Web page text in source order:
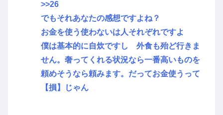
>>26
でもそれあなたの感想ですよね？
お金を使う使わないは人それぞれですよ
僕は基本的に自炊ですし 外食も殆ど行きま
せん。奢ってくれる状況なら一番高いものを
頼めそうなら頼みます。だってお金使うって
【損】じゃん